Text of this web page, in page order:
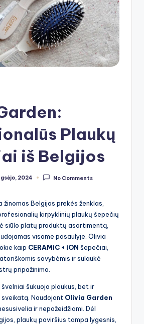
Plaukų
iš Belgijos
2024 No Comments
žinomas Belgijos prekės ženklas,
kirpyklinių plaukų šepečių
siūlo platų produktų asortimentą,
visame pasaulyje. Olivia
kaip CERAMiC + iON šepečiai,
savybėmis ir sulaukė
pripažinimo.
šukuoja plaukus, bet ir
Naudojant Olivia Garden
ir nepažeidžiami. Dėl
plaukų paviršius tampa lygesnis,